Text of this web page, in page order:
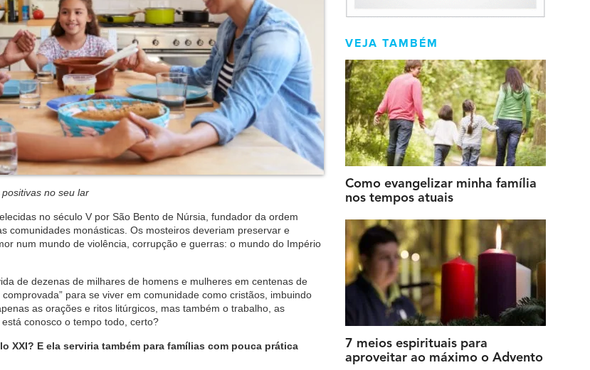
no seu lar
no século V por São Bento de Núrsia, fundador da ordem
comunidades monásticas. Os mosteiros deveriam preservar e
num mundo de violência, corrupção e guerras: o mundo do Império
de dezenas de milhares de homens e mulheres em centenas de
para se viver em comunidade como cristãos, imbuindo
as orações e ritos litúrgicos, mas também o trabalho, as
conosco o tempo todo, certo?
XXI? E ela serviria também para famílias com pouca prática
VEJA TAMBÉM
Como evangelizar minha família
nos tempos atuais
7 meios espirituais para
aproveitar ao máximo o Advento